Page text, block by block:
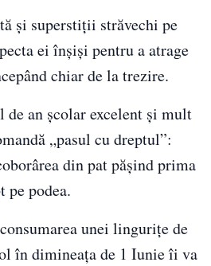
și superstiții străvechi pe
ei înșiși pentru a atrage
chiar de la trezire.
de an școlar excelent și mult
„pasul cu dreptul”:
din pat pășind prima
pe podea.
unei lingurițe de
în dimineața de 1 Iunie îi va